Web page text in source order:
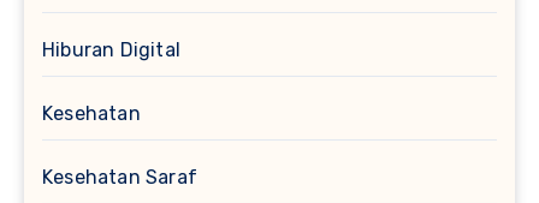
Hiburan Digital
Kesehatan
Kesehatan Saraf